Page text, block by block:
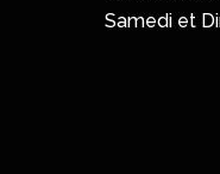
Samedi et